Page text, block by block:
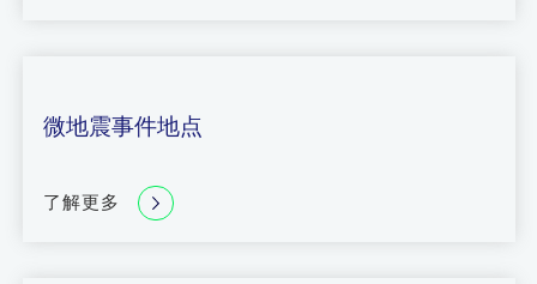
微地震事件地点
了解更多